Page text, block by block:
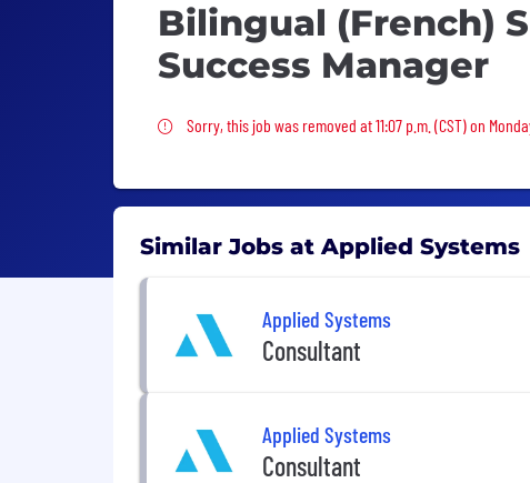
Bilingual (French)
Success Manager
Sorry, this job was removed
Sorry, this job was removed at 11:07 p.m. (CST) on
Similar Jobs at Applied Systems
Applied Systems
Consultant
Applied Systems
Consultant